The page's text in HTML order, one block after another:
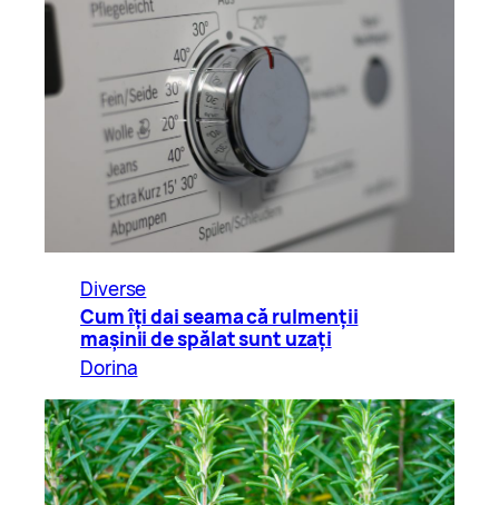
Diverse
Cum îți dai seama că rulmenții
mașinii de spălat sunt uzați
Dorina